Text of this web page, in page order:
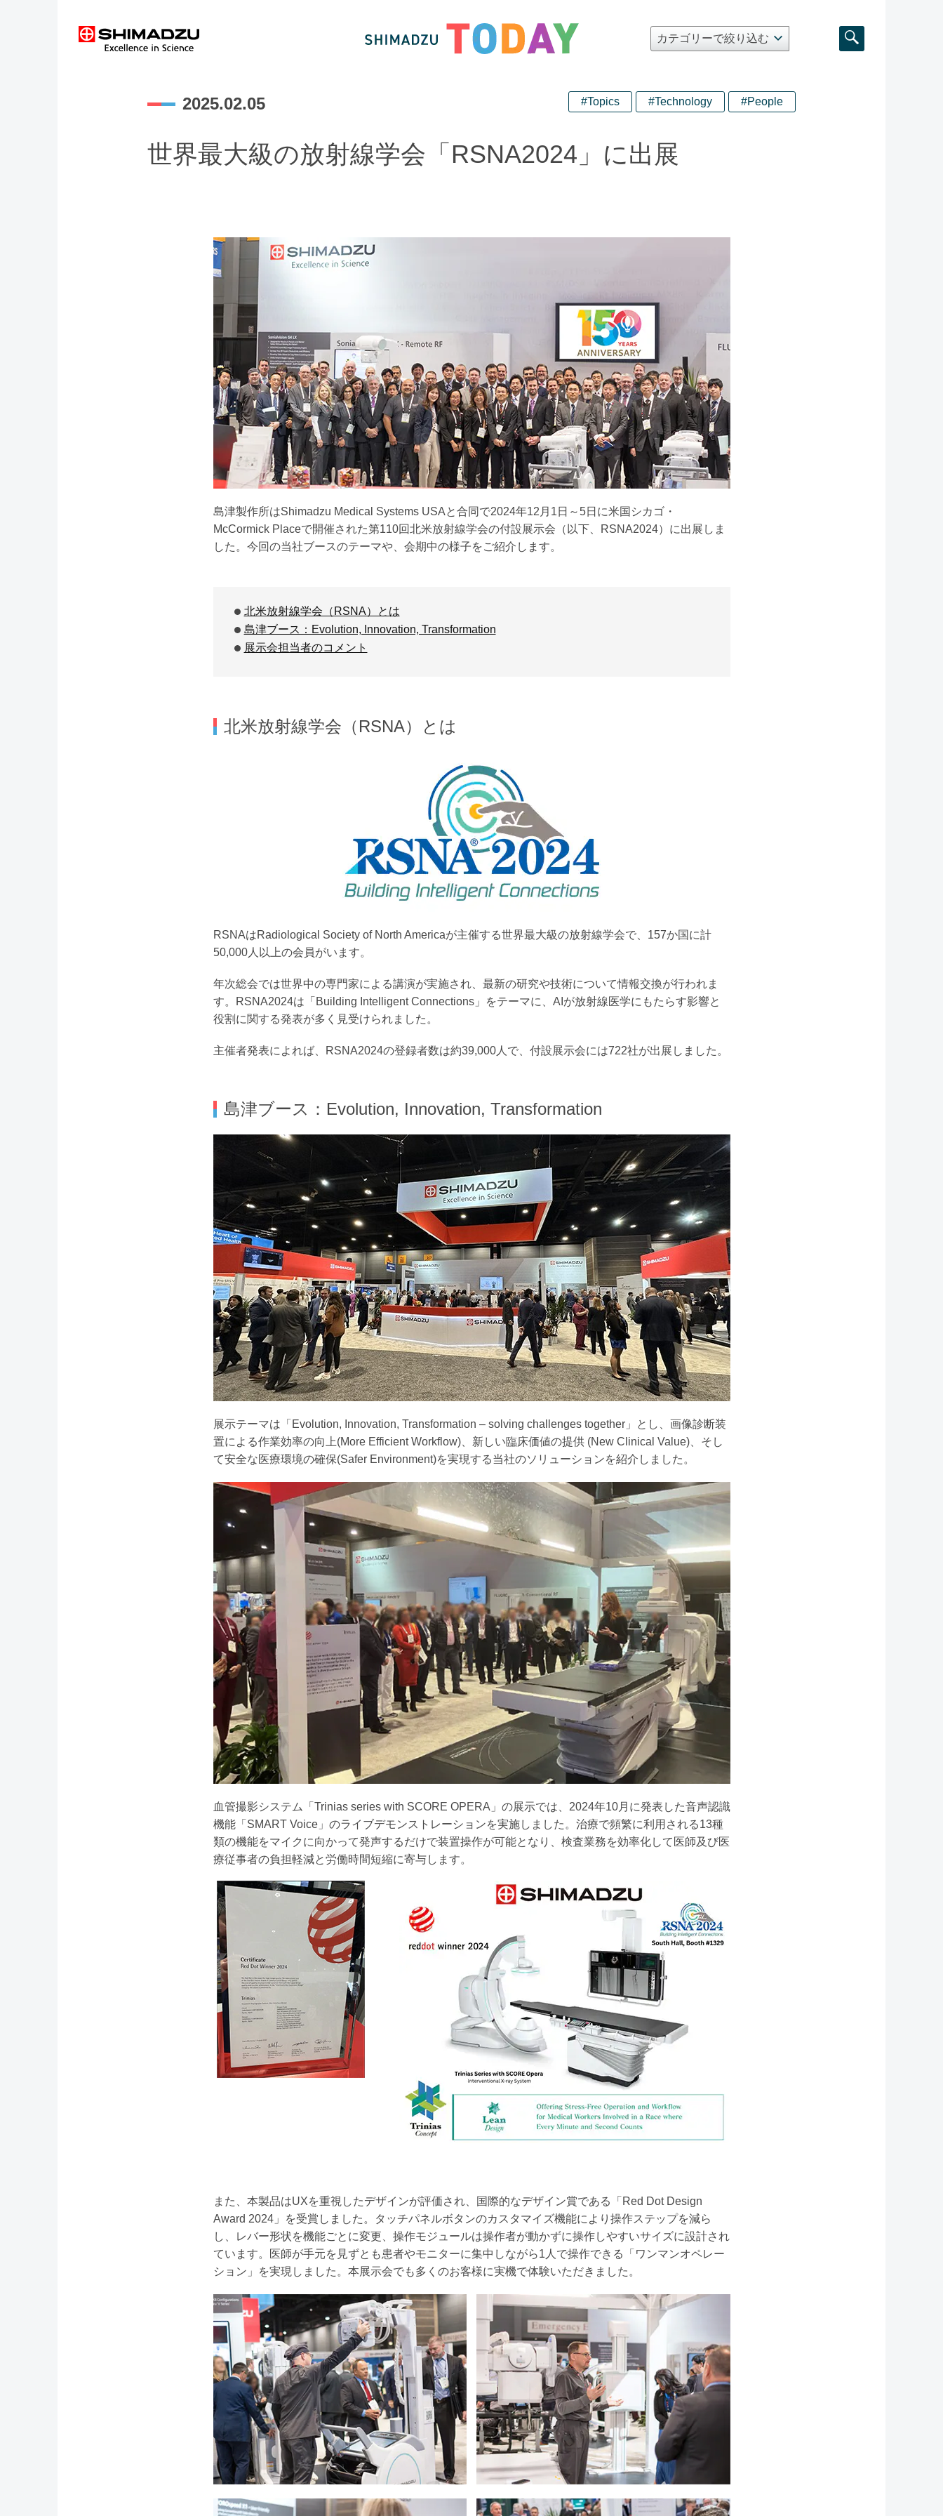
2025.02.05 #Topics #Technology #People
世界最大級の放射線学会「RSNA2024」に出展
島津製作所はShimadzu Medical Systems USAと合同で2024年12月1日～5日に米国シカゴ・
McCormick Placeで開催された第110回北米放射線学会の付設展示会（以下、RSNA2024）に出展しま
した。今回の当社ブースのテーマや、会期中の様子をご紹介します。
北米放射線学会（RSNA）とは
島津ブース：Evolution, Innovation, Transformation
展示会担当者のコメント
北米放射線学会（RSNA）とは
RSNAはRadiological Society of North Americaが主催する世界最大級の放射線学会で、157か国に計
50,000人以上の会員がいます。
年次総会では世界中の専門家による講演が実施され、最新の研究や技術について情報交換が行われま
す。RSNA2024は「Building Intelligent Connections」をテーマに、AIが放射線医学にもたらす影響と
役割に関する発表が多く見受けられました。
主催者発表によれば、RSNA2024の登録者数は約39,000人で、付設展示会には722社が出展しました。
島津ブース：Evolution, Innovation, Transformation
展示テーマは「Evolution, Innovation, Transformation – solving challenges together」とし、画像診断装
置による作業効率の向上(More Efficient Workflow)、新しい臨床価値の提供 (New Clinical Value)、そし
て安全な医療環境の確保(Safer Environment)を実現する当社のソリューションを紹介しました。
血管撮影システム「Trinias series with SCORE OPERA」の展示では、2024年10月に発表した音声認識
機能「SMART Voice」のライブデモンストレーションを実施しました。治療で頻繁に利用される13種
類の機能をマイクに向かって発声するだけで装置操作が可能となり、検査業務を効率化して医師及び医
療従事者の負担軽減と労働時間短縮に寄与します。
また、本製品はUXを重視したデザインが評価され、国際的なデザイン賞である「Red Dot Design
Award 2024」を受賞しました。タッチパネルボタンのカスタマイズ機能により操作ステップを減ら
し、レバー形状を機能ごとに変更、操作モジュールは操作者が動かずに操作しやすいサイズに設計され
ています。医師が手元を見ずとも患者やモニターに集中しながら1人で操作できる「ワンマンオペレー
ション」を実現しました。本展示会でも多くのお客様に実機で体験いただきました。